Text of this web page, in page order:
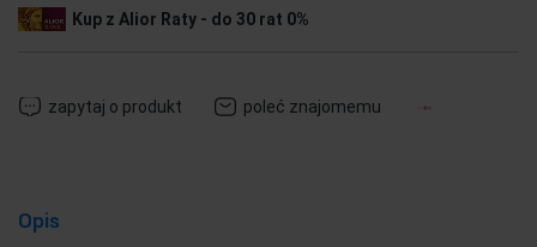
Kup z Alior Raty - do 30 rat 0%
zapytaj o produkt poleć znajomemu
Opis